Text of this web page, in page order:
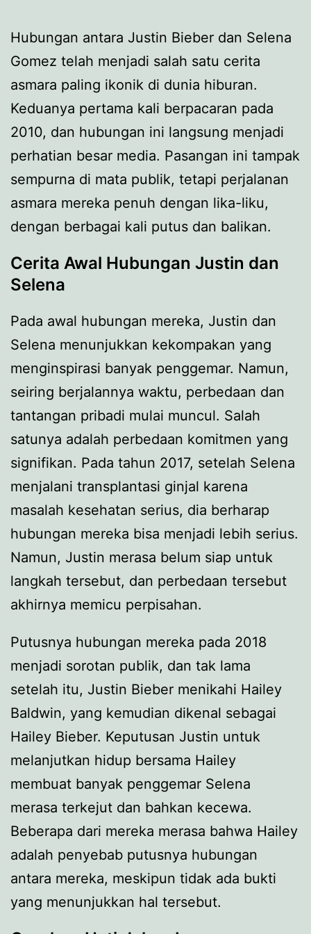
Hubungan antara Justin Bieber dan Selena
Gomez telah menjadi salah satu cerita
asmara paling ikonik di dunia hiburan.
Keduanya pertama kali berpacaran pada
2010, dan hubungan ini langsung menjadi
perhatian besar media. Pasangan ini tampak
sempurna di mata publik, tetapi perjalanan
asmara mereka penuh dengan lika-liku,
dengan berbagai kali putus dan balikan.
Cerita Awal Hubungan Justin dan
Selena
Pada awal hubungan mereka, Justin dan
Selena menunjukkan kekompakan yang
menginspirasi banyak penggemar. Namun,
seiring berjalannya waktu, perbedaan dan
tantangan pribadi mulai muncul. Salah
satunya adalah perbedaan komitmen yang
signifikan. Pada tahun 2017, setelah Selena
menjalani transplantasi ginjal karena
masalah kesehatan serius, dia berharap
hubungan mereka bisa menjadi lebih serius.
Namun, Justin merasa belum siap untuk
langkah tersebut, dan perbedaan tersebut
akhirnya memicu perpisahan.
Putusnya hubungan mereka pada 2018
menjadi sorotan publik, dan tak lama
setelah itu, Justin Bieber menikahi Hailey
Baldwin, yang kemudian dikenal sebagai
Hailey Bieber. Keputusan Justin untuk
melanjutkan hidup bersama Hailey
membuat banyak penggemar Selena
merasa terkejut dan bahkan kecewa.
Beberapa dari mereka merasa bahwa Hailey
adalah penyebab putusnya hubungan
antara mereka, meskipun tidak ada bukti
yang menunjukkan hal tersebut.